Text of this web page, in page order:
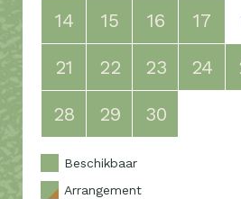
14 15 16 17
21 22 23 24
28 29 30
Beschikbaar
Arrangement